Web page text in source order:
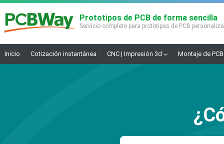
Prototipos de PCB de forma sencilla
Servicio completo para prototipos de PCB
Inicio Cotización instantánea CNC | Impresión 3d Montaje de